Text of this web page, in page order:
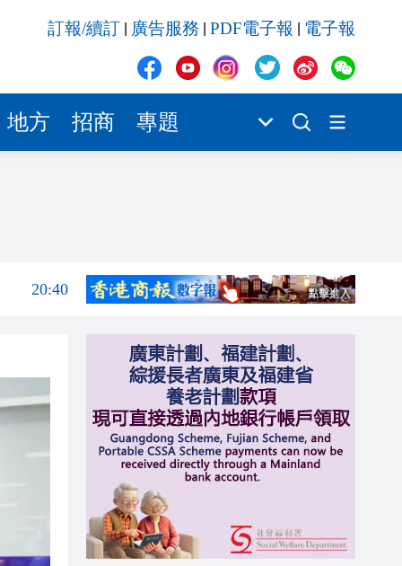
訂報/續訂 廣告服務 PDF電子報 電子報
地方 招商 專題
21:08
20:55
20:39
20:55